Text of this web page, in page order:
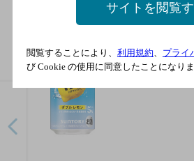
サイトを閲覧
閲覧することにより、 利用規約、 プライ
び Cookie の使用に同意したことになりま